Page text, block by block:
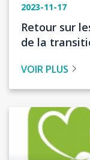
2023-11-17
Titre
de
Retour sur
de la
VOIR PLUS
Image